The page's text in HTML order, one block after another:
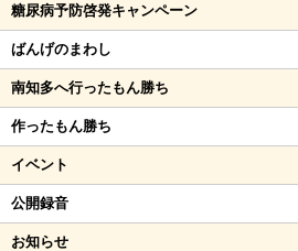
糖尿病予防啓発キャンペーン
ばんげのまわし
南知多へ行ったもん勝ち
作ったもん勝ち
イベント
公開録音
お知らせ